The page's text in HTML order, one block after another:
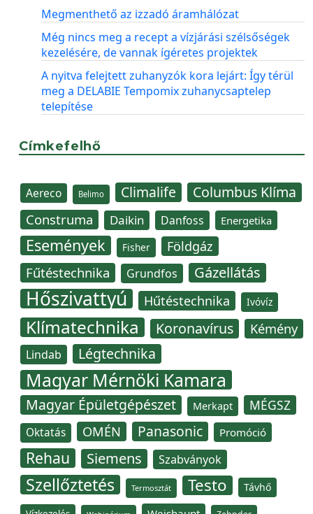
Megmenthető az izzadó áramhálózat
Még nincs meg a recept a vízjárási szélsőségek
kezelésére, de vannak ígéretes projektek
A nyitva felejtett zuhanyzók kora lejárt: Így térül
meg a DELABIE Tempomix zuhanycsaptelep
telepítése
Címkefelhő
Aereco Belimo Climalife Columbus Klíma
Construma Daikin Danfoss Energetika
Események Fisher Földgáz
Fűtéstechnika Grundfos Gázellátás
Hőszivattyú Hűtéstechnika Ivóvíz
Klímatechnika Koronavírus Kémény
Lindab Légtechnika
Magyar Mérnöki Kamara
Magyar Épületgépészet Merkapt MÉGSZ
Oktatás OMÉN Panasonic Promóció
Rehau Siemens Szabványok
Szellőztetés Termosztát Testo Távhő